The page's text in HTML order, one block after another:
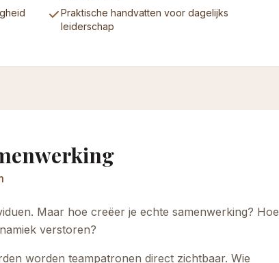
Praktische handvatten voor dagelijks
leiderschap
Maar hoe creëer je echte samenwerking? Hoe
verstoren?
worden teampatronen direct zichtbaar. Wie